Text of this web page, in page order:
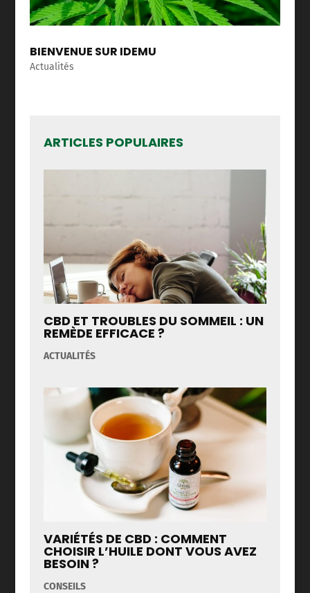
BIENVENUE SUR IDEMU
Actualités
ARTICLES POPULAIRES
CBD ET TROUBLES DU SOMMEIL : UN
REMÈDE EFFICACE ?
ACTUALITÉS
VARIÉTÉS DE CBD : COMMENT
CHOISIR L’HUILE DONT VOUS AVEZ
BESOIN ?
CONSEILS